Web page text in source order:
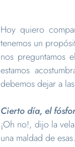
Hoy quiero
tenemos un
nos preguntamos el
estamos
debemos dejar a
Cierto día, el
¡Oh no!, dijo la
una maldad de esas.